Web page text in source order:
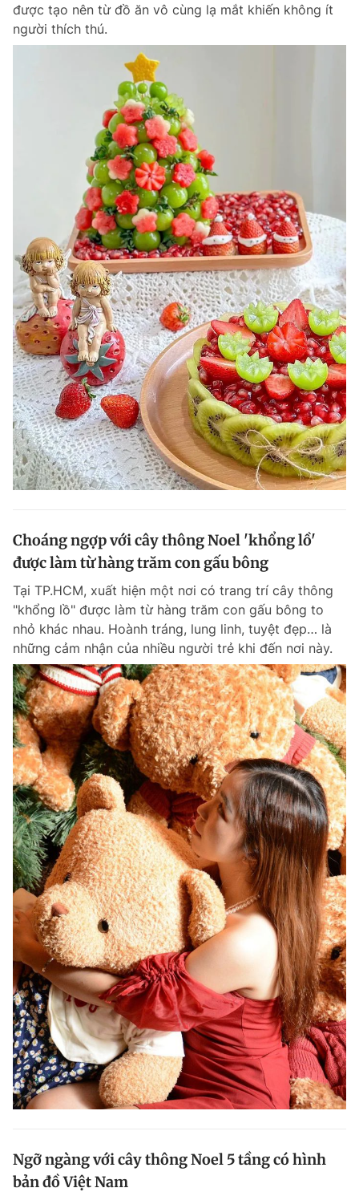
được tạo nên từ đồ ăn vô cùng lạ mắt khiến không ít
người thích thú.
Choáng ngợp với cây thông Noel 'khổng lồ'
được làm từ hàng trăm con gấu bông
Tại TP.HCM, xuất hiện một nơi có trang trí cây thông
"khổng lồ" được làm từ hàng trăm con gấu bông to
nhỏ khác nhau. Hoành tráng, lung linh, tuyệt đẹp… là
những cảm nhận của nhiều người trẻ khi đến nơi này.
Ngỡ ngàng với cây thông Noel 5 tầng có hình
bản đồ Việt Nam